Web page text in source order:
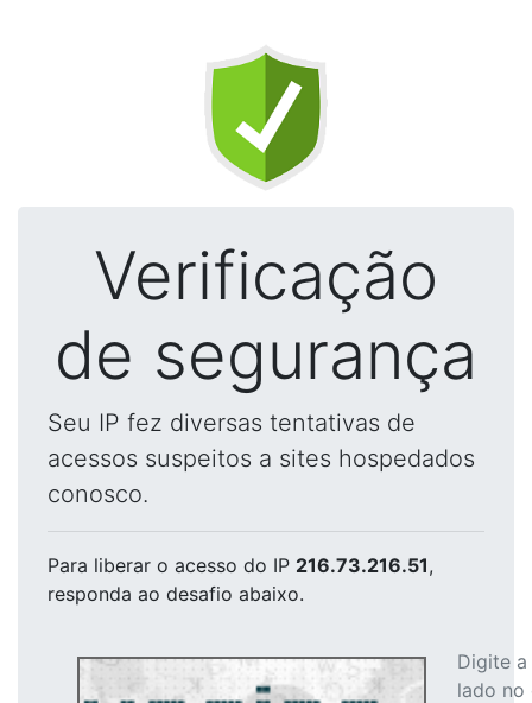
Verificação
de segurança
Seu IP fez diversas tentativas de
acessos suspeitos a sites hospedados
conosco.
Para liberar o acesso do IP 216.73.216.51,
responda ao desafio abaixo.
Digite
lado no